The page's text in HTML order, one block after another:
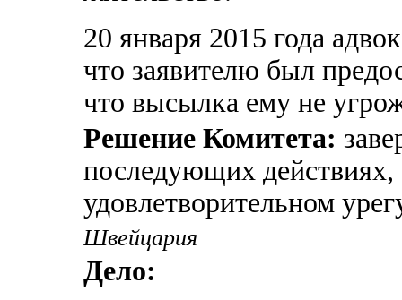
20 января 2015 года
что заявителю был
что высылка ему не
Решение Комитета:
последующих действиях,
удовлетворительном
Швейцария
Дело: